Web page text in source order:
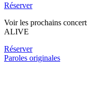
Réserver
Voir les prochains
ALIVE
Réserver
Paroles originales